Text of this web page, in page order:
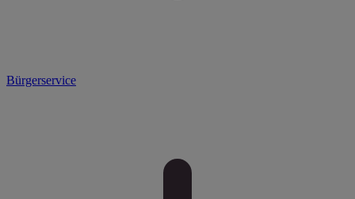
Bürgerservice